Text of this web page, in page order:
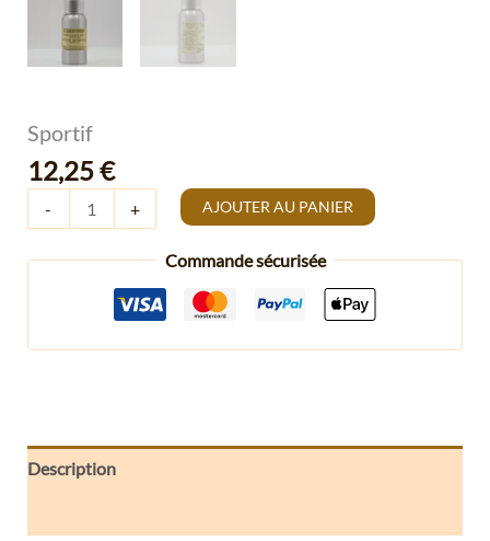
Sportif
12,25€
- + AJOUTER AU PANIER
Commande sécurisée
Description